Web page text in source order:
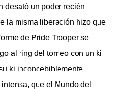
desató un poder recién
la misma liberación hizo que
de Pride Trooper se
al ring del torneo con un ki
ki inconcebiblemente
que el Mundo del